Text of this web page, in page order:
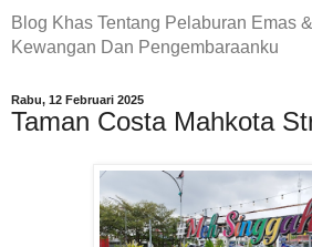
Blog Khas Tentang Pelaburan Emas
Kewangan Dan Pengembaraanku
Rabu, 12 Februari 2025
Taman Costa Mahkota